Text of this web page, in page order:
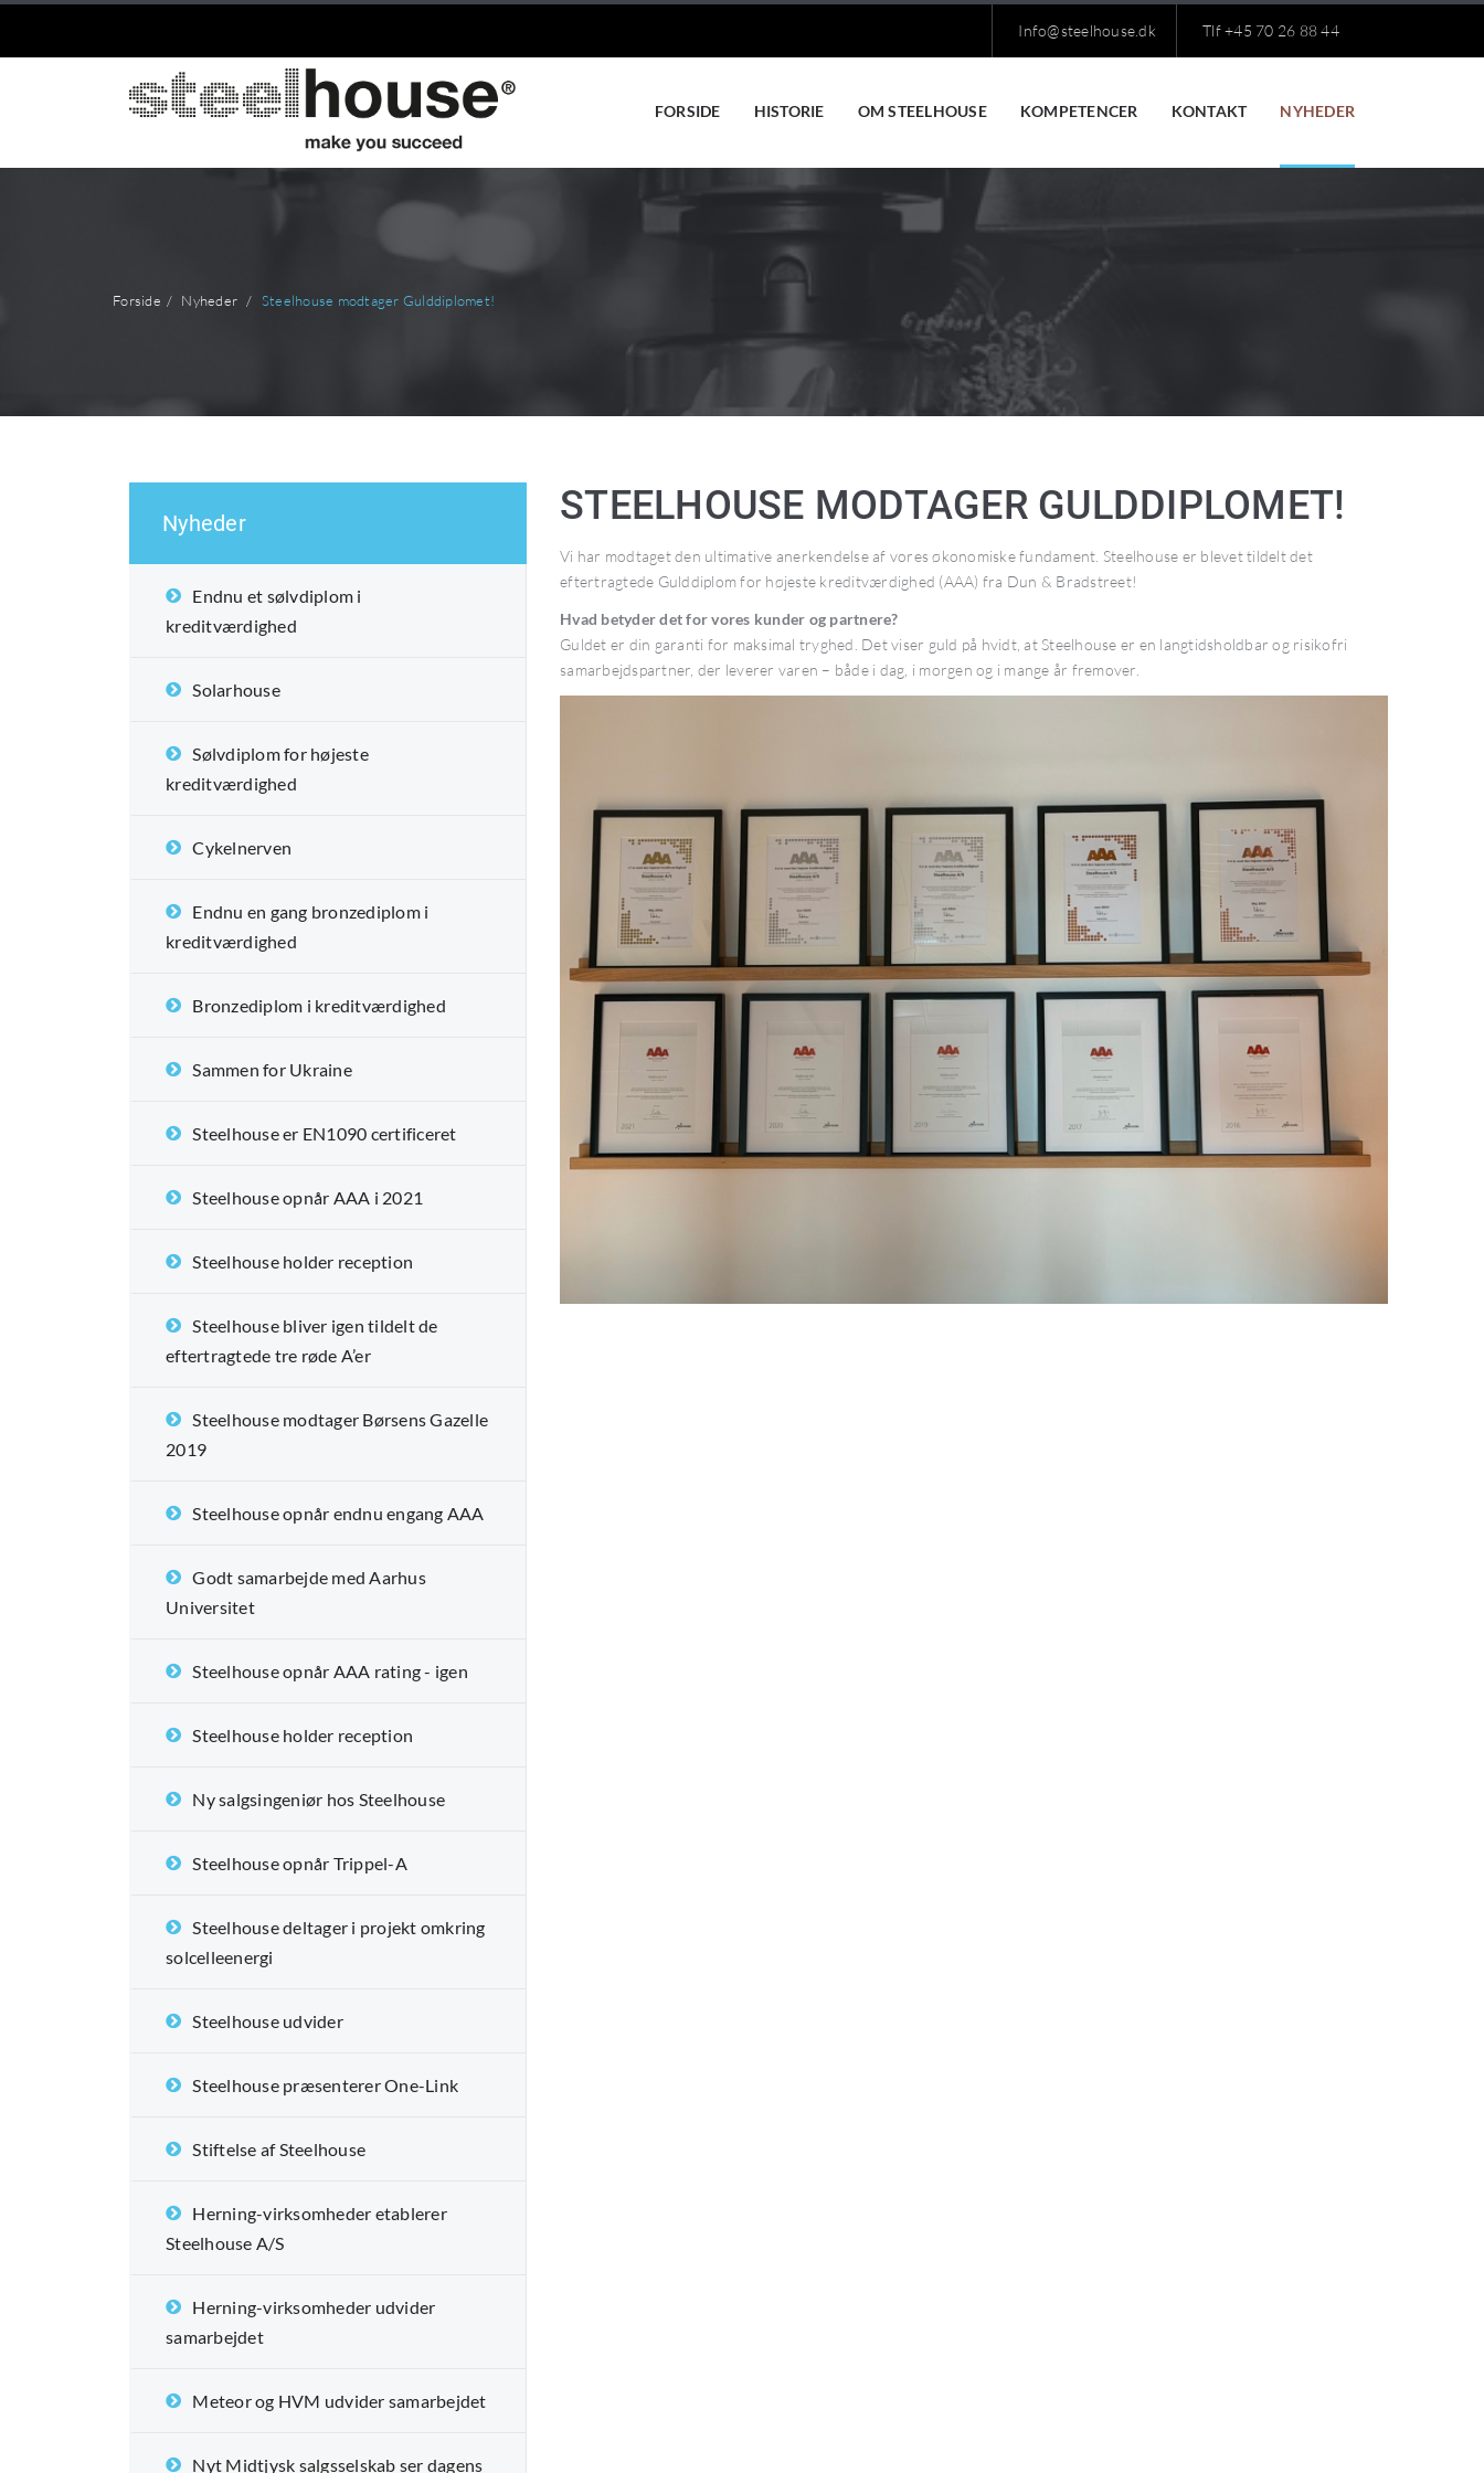
Info@steelhouse.dk Tlf +45 70 26 88 44
FORSIDE HISTORIE OM STEELHOUSE KOMPETENCER KONTAKT NYHEDER
Forside Nyheder Steelhouse modtager Gulddiplomet!
Nyheder
Endnu et sølvdiplom i
kreditværdighed
Solarhouse
Sølvdiplom for højeste
kreditværdighed
Cykelnerven
Endnu en gang bronzediplom i
kreditværdighed
Bronzediplom i kreditværdighed
Sammen for Ukraine
Steelhouse er EN1090 certificeret
Steelhouse opnår AAA i 2021
Steelhouse holder reception
Steelhouse bliver igen tildelt de
eftertragtede tre røde A’er
Steelhouse modtager Børsens Gazelle
2019
Steelhouse opnår endnu engang AAA
Godt samarbejde med Aarhus
Universitet
Steelhouse opnår AAA rating - igen
Steelhouse holder reception
Ny salgsingeniør hos Steelhouse
Steelhouse opnår Trippel-A
Steelhouse deltager i projekt omkring
solcelleenergi
Steelhouse udvider
Steelhouse præsenterer One-Link
Stiftelse af Steelhouse
Herning-virksomheder etablerer
Steelhouse A/S
Herning-virksomheder udvider
samarbejdet
Meteor og HVM udvider samarbejdet
Nyt Midtjysk salgsselskab ser dagens
STEELHOUSE MODTAGER GULDDIPLOMET!
Vi har modtaget den ultimative anerkendelse af vores økonomiske fundament. Steelhouse er blevet tildelt det
eftertragtede Gulddiplom for højeste kreditværdighed (AAA) fra Dun & Bradstreet!
Hvad betyder det for vores kunder og partnere?
Guldet er din garanti for maksimal tryghed. Det viser guld på hvidt, at Steelhouse er en langtidsholdbar og risikofri
samarbejdspartner, der leverer varen – både i dag, i morgen og i mange år fremover.